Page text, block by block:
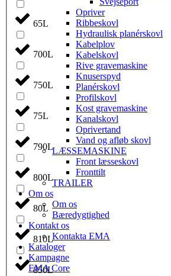
65L
700L
750L
75L
790L
800L
80L
810L
850L
Opriver
Ribbeskovl
Hydraulisk planérskovl
Kabelplov
Kabelskovl
Rive gravemaskine
Knuserspyd
Planérskovl
Profilskovl
Kost gravemaskine
Kanalskovl
Oprivertand
Vand og afløb skovl
LÆSSEMASKINE
Front læsseskovl
Fronttilt
TRAILER
Om os
Om os
Bæredygtighed
Kontakt os
Kontakta EMA
Kataloger
Kampagne
EMA Core